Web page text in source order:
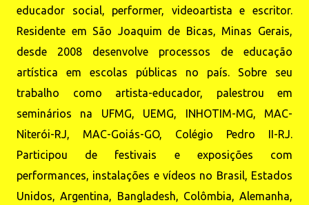
educador social, performer, videoartista e escritor.
Residente em São Joaquim de Bicas, Minas Gerais,
desde 2008 desenvolve processos de educação
artística em escolas públicas no país. Sobre seu
trabalho como artista-educador, palestrou em
seminários na UFMG, UEMG, INHOTIM-MG, MAC-
Niterói-RJ, MAC-Goiás-GO, Colégio Pedro II-RJ.
Participou de festivais e exposições com
performances, instalações e vídeos no Brasil, Estados
Unidos, Argentina, Bangladesh, Colômbia, Alemanha,